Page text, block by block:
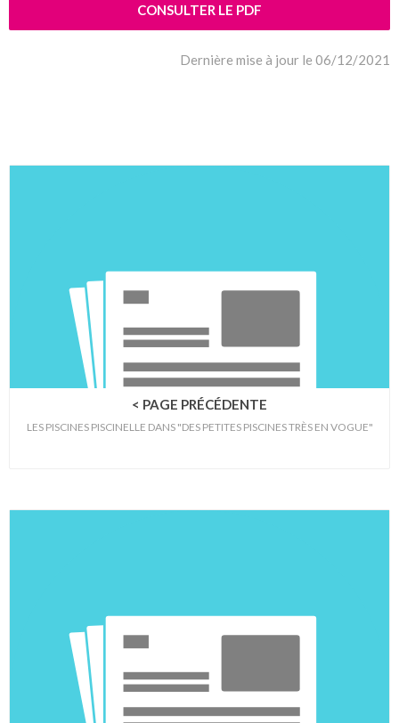
CONSULTER LE PDF
Dernière mise à jour le 06/12/2021
< PAGE PRÉCÉDENTE
LES PISCINES PISCINELLE DANS "DES PETITES PISCINES TRÈS EN VOGUE"